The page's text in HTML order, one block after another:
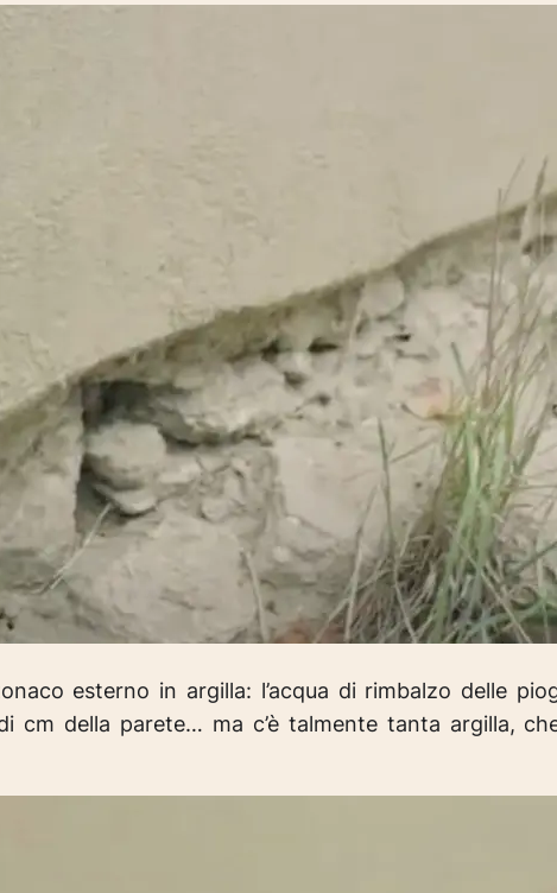
esterno in argilla: l’acqua di rimbalzo delle
cm della parete… ma c’è talmente tanta argilla,